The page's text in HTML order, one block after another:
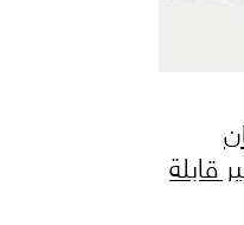
قابلة
للتجعد (من 2 إلى 18